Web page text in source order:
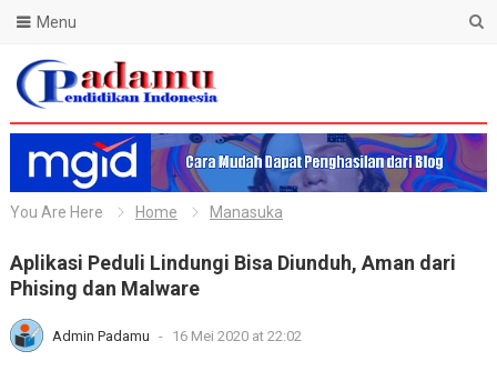
Blog Padamu
Menu
You Are Here Home Manasuka
Aplikasi Peduli Lindungi Bisa Diunduh, Aman dari
Phising dan Malware
Admin Padamu - 16 Mei 2020 at 22:02